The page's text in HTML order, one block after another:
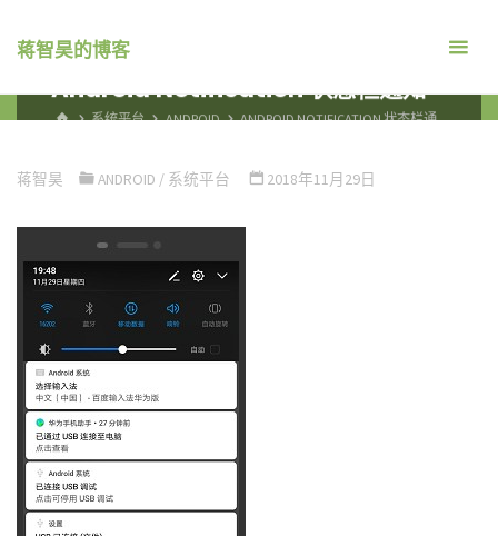
蒋智昊的博客
Android Notification 状态栏通知
首 系统平台 ANDROID
ANDROID NOTIFICATION 状态栏通
蒋智昊 ANDROID / 系统平台 2018年11月29日